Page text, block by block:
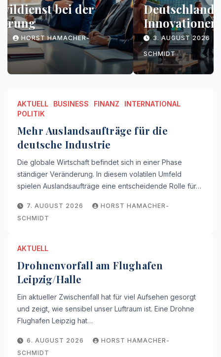
Mehr Auslandsaufträge für die
deutsche Industrie
7. AUGUST 2026 HORST HAMACHER-
SCHMIDT
AKTUELL BUSINESS FINANZ
INTERNATIONAL
POLITIK
Mehr Auslandsaufträge für die
deutsche Industrie
Die globale Wirtschaft befindet sich in einer Phase
ständiger Veränderung. In diesem volatilen Umfeld
spielen Auslandsaufträge eine entscheidende Rolle für…
7. AUGUST 2026
HORST HAMACHER-
SCHMIDT
AKTUELL
Drohnenvorfall am Flughafen
Leipzig/Halle
Ein aktueller Zwischenfall hat für viel Aufsehen gesorgt
und zeigt, wie sensibel unser Luftraum ist. Eine Drohne
Flughafen Leipzig hat…
6. AUGUST 2026
HORST HAMACHER-
SCHMIDT